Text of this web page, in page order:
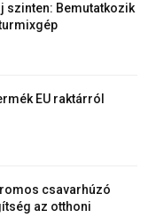
szinten: Bemutatkozik
EU raktárról
csavarhúzó
az otthoni